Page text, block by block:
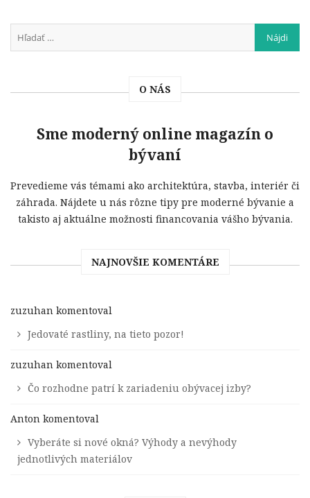
O NÁS
Sme moderný online magazín o
bývaní
Prevedieme vás témami ako architektúra, stavba, interiér či
záhrada. Nájdete u nás rôzne tipy pre moderné bývanie a
takisto aj aktuálne možnosti financovania vášho bývania.
NAJNOVŠIE KOMENTÁRE
zuzuhan komentoval
Jedovaté rastliny, na tieto pozor!
zuzuhan komentoval
Čo rozhodne patrí k zariadeniu obývacej izby?
Anton komentoval
Vyberáte si nové okná? Výhody a nevýhody
jednotlivých materiálov